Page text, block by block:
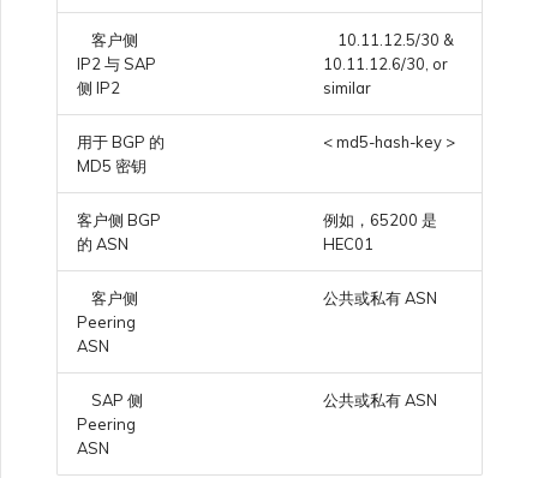
客户侧
IP2 与 SAP
侧 IP2
10.11.12.5/30 &
10.11.12.6/30, or
similar
用于 BGP 的
MD5 密钥
< md5-hash-key >
客户侧 BGP
的 ASN
例如，65200 是
HEC01
客户侧
Peering
ASN
公共或私有 ASN
SAP 侧
Peering
ASN
公共或私有 ASN